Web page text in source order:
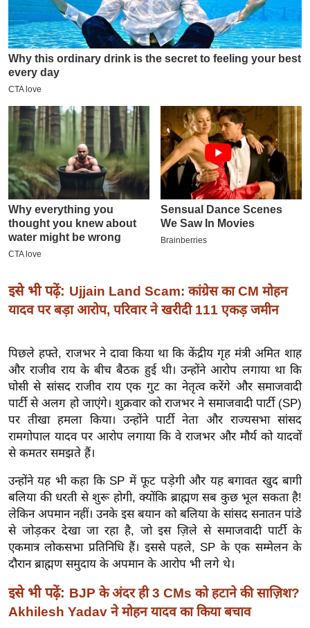
0
2
6
क्रा
इ
म
ई
-
पे
प
र
मि
सा
ल
बे
मि
श
ख्सि
य
त
यं
ग
इं
डि
या
सा
हि
त्य
ज
ग
इसे भी पढ़ें: Ujjain Land Scam: कांग्रेस का CM मोहन
यादव पर बड़ा आरोप, परिवार ने खरीदी 111 एकड़ जमीन
पिछले हफ्ते, राजभर ने दावा किया था कि केंद्रीय गृह मंत्री अमित शाह
और राजीव राय के बीच बैठक हुई थी। उन्होंने आरोप लगाया था कि
घोसी से सांसद राजीव राय एक गुट का नेतृत्व करेंगे और समाजवादी
पार्टी से अलग हो जाएंगे। शुक्रवार को राजभर ने समाजवादी पार्टी (SP)
पर तीखा हमला किया। उन्होंने पार्टी नेता और राज्यसभा सांसद
रामगोपाल यादव पर आरोप लगाया कि वे राजभर और मौर्य को यादवों
से कमतर समझते हैं।
उन्होंने यह भी कहा कि SP में फूट पड़ेगी और यह बगावत खुद बागी
बलिया की धरती से शुरू होगी, क्योंकि ब्राह्मण सब कुछ भूल सकता है!
लेकिन अपमान नहीं। उनके इस बयान को बलिया के सांसद सनातन पांडे
से जोड़कर देखा जा रहा है, जो इस ज़िले से समाजवादी पार्टी के
एकमात्र लोकसभा प्रतिनिधि हैं। इससे पहले, SP के एक सम्मेलन के
दौरान ब्राह्मण समुदाय के अपमान के आरोप भी लगे थे।
इसे भी पढ़ें: BJP के अंदर ही 3 CMs को हटाने की साज़िश?
Akhilesh Yadav ने मोहन यादव का किया बचाव